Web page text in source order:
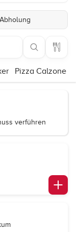
Abholung
Pizza Calzone
verführen